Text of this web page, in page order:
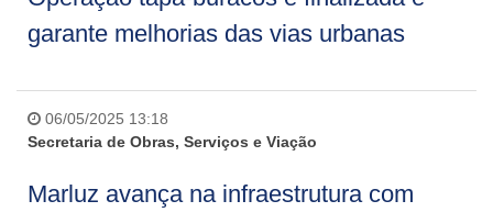
garante melhorias das vias urbanas
06/05/2025 13:18
Secretaria de Obras, Serviços e Viação
Marluz avança na infraestrutura com